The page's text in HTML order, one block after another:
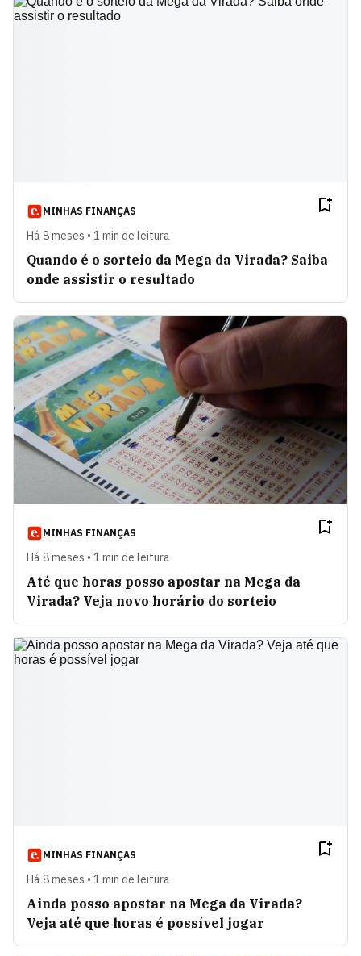
MINHAS FINANÇAS
Há 8 meses • 1 min de leitura
Quando é o sorteio da Mega da Virada? Saiba
onde assistir o resultado
MINHAS FINANÇAS
Há 8 meses • 1 min de leitura
Até que horas posso apostar na Mega da
Virada? Veja novo horário do sorteio
MINHAS FINANÇAS
Há 8 meses • 1 min de leitura
Ainda posso apostar na Mega da Virada?
Veja até que horas é possível jogar